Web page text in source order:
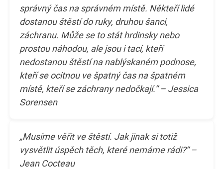
správný čas na správném místě. Někteří lidé
dostanou štěstí do ruky, druhou šanci,
záchranu. Může se to stát hrdinsky nebo
prostou náhodou, ale jsou i tací, kteří
nedostanou štěstí na nablýskaném podnose,
kteří se ocitnou ve špatný čas na špatném
místě, kteří se záchrany nedočkají.“ – Jessica
Sorensen
„Musíme věřit ve štěstí. Jak jinak si totiž
vysvětlit úspěch těch, které nemáme rádi?“ –
Jean Cocteau